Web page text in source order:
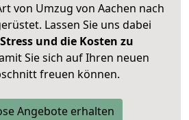
von Umzug von Aachen nach
Lassen Sie uns dabei
und die Kosten zu
Sie sich auf Ihren neuen
freuen können.
Angebote erhalten